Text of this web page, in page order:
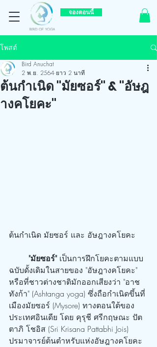
จองตอนนี้
โพสต์
ต้นกำเนิด "มัยซอร์" & "อัษฎ
างคโยคะ"
Bird Anuchat
2 พ.ย. 2564 ยาว 2 นาที
ต้นกำเนิด มัยซอร์ และ อัษฎางคโยคะ
"มัยซอร์" เป็นการฝึกโยคะตามแบบ
ฉบับดั้งเดิมในสายของ "อัษฎางคโยคะ"
หรือที่ชาวต่างชาติมักออกเสียงว่า "อาช
ทังก้า" (Ashtanga yoga) ซึ่งถือกำเนิดขึ้นที่
เมืองมัยซอร์ (Mysore) ทางตอนใต้ของ
ประเทศอินเดีย โดย คุรุชี ศรีกฤษณะ ปัต
ตาภิ โชอิส (Sri Krisana Pattabhi Jois)
ปรมาจารย์ต้นตำหรับแห่งอัษฎางคโยคะ